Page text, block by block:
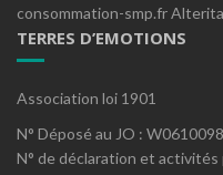
consommation-smp.fr
TERRES D’EMOTIONS
Association loi 1901
N° Déposé au JO :
N° de déclaration et